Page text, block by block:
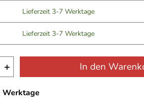
Lieferzeit 3-7 Werktage
Lieferzeit 3-7 Werktage
+ In den